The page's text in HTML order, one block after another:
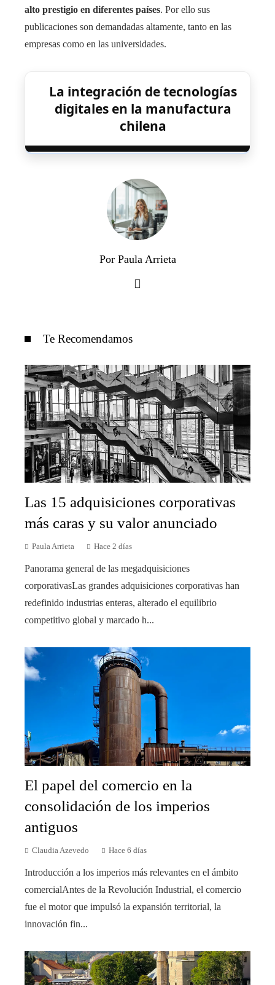
alto prestigio en diferentes países. Por ello sus
publicaciones son demandadas altamente, tanto en las
empresas como en las universidades.
La integración de tecnologías
digitales en la manufactura
chilena
Por Paula Arrieta
Te Recomendamos
Las 15 adquisiciones corporativas
más caras y su valor anunciado
Paula Arrieta Hace 2 días
Panorama general de las megadquisiciones
corporativasLas grandes adquisiciones corporativas han
redefinido industrias enteras, alterado el equilibrio
competitivo global y marcado h...
El papel del comercio en la
consolidación de los imperios
antiguos
Claudia Azevedo Hace 6 días
Introducción a los imperios más relevantes en el ámbito
comercialAntes de la Revolución Industrial, el comercio
fue el motor que impulsó la expansión territorial, la
innovación fin...